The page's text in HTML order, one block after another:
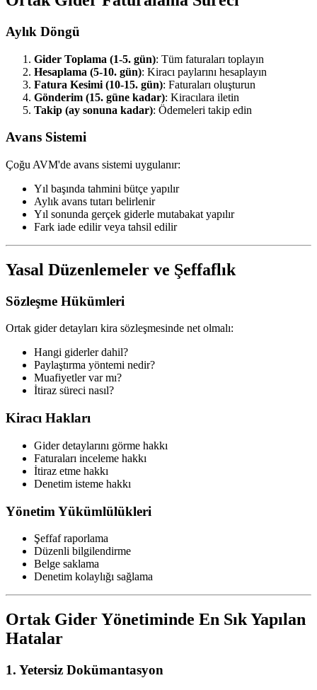
Aylık Döngü
Gider Toplama (1-5. gün): Tüm faturaları toplayın
Hesaplama (5-10. gün): Kiracı paylarını hesaplayın
Fatura Kesimi (10-15. gün): Faturaları oluşturun
Gönderim (15. güne kadar): Kiracılara iletin
Takip (ay sonuna kadar): Ödemeleri takip edin
Avans Sistemi
Çoğu AVM'de avans sistemi uygulanır:
Yıl başında tahmini bütçe yapılır
Aylık avans tutarı belirlenir
Yıl sonunda gerçek giderle mutabakat yapılır
Fark iade edilir veya tahsil edilir
Yasal Düzenlemeler ve Şeffaflık
Sözleşme Hükümleri
Ortak gider detayları kira sözleşmesinde net olmalı:
Hangi giderler dahil?
Paylaştırma yöntemi nedir?
Muafiyetler var mı?
İtiraz süreci nasıl?
Kiracı Hakları
Gider detaylarını görme hakkı
Faturaları inceleme hakkı
İtiraz etme hakkı
Denetim isteme hakkı
Yönetim Yükümlülükleri
Şeffaf raporlama
Düzenli bilgilendirme
Belge saklama
Denetim kolaylığı sağlama
Ortak Gider Yönetiminde En Sık Yapılan
Hatalar
1. Yetersiz Dokümantasyon